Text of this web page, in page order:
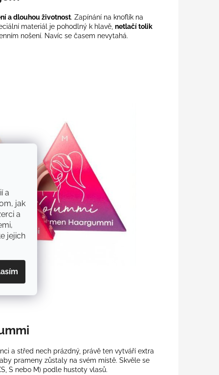
a
jak
a
jejich
a dlouhou životnost. Zapínání na knoflík na
materiál je pohodlný k hlavě, netlačí tolik
nošení. Navíc se časem nevytahá.
a střed nech prázdný, právě ten vytváří extra
prameny zůstaly na svém místě. Skvěle se
S nebo M) podle hustoty vlasů.